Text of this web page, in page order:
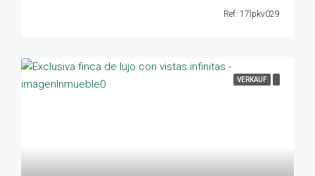
Ref: 17lpkv029
VERKAUF